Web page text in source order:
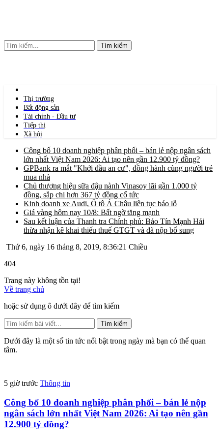
Tìm kiếm
Thị trường
Bất động sản
Tài chính - Đầu tư
Tiếp thị
Xã hội
Công bố 10 doanh nghiệp phân phối – bán lẻ nộp ngân sách
lớn nhất Việt Nam 2026: Ai tạo nên gần 12.900 tỷ đồng?
GPBank ra mắt "Khởi đầu an cư", đồng hành cùng người trẻ
mua nhà
Chủ thương hiệu sữa đậu nành Vinasoy lãi gần 1.000 tỷ
đồng, sắp chi hơn 367 tỷ đồng cổ tức
Kinh doanh xe Audi, Ô tô Á Châu liên tục báo lỗ
Giá vàng hôm nay 10/8: Bất ngờ tăng mạnh
Sau kết luận của Thanh tra Chính phủ: Bảo Tín Mạnh Hải
thừa nhận kê khai thiếu thuế GTGT và đã nộp bổ sung
Thứ 6, ngày 16 tháng 8, 2019, 8:36:21 Chiều
404
Trang này không tồn tại!
Về trang chủ
hoặc sử dụng ô dưới đây để tìm kiếm
Tìm kiếm
Dưới đây là một số tin tức nổi bật trong ngày mà bạn có thể quan
tâm.
5 giờ trước Thông tin
Công bố 10 doanh nghiệp phân phối – bán lẻ nộp
ngân sách lớn nhất Việt Nam 2026: Ai tạo nên gần
12.900 tỷ đồng?